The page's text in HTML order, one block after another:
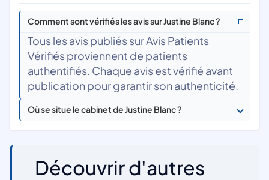
Comment sont vérifiés les avis sur Justine Blanc ?
Tous les avis publiés sur Avis Patients
Vérifiés proviennent de patients
authentifiés. Chaque avis est vérifié avant
publication pour garantir son authenticité.
Où se situe le cabinet de Justine Blanc ?
Découvrir d'autres